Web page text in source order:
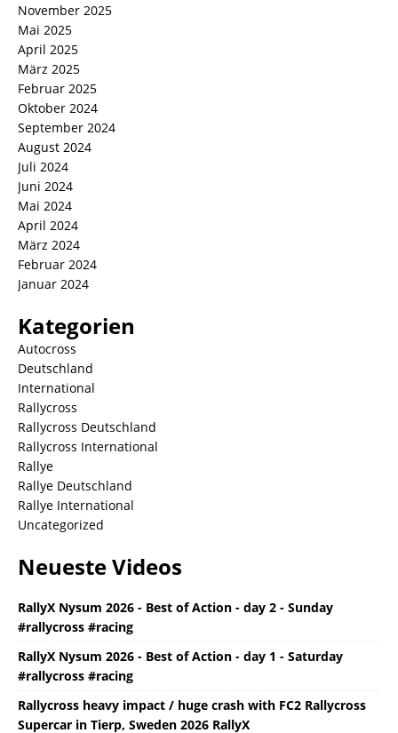
November 2025
Mai 2025
April 2025
März 2025
Februar 2025
Oktober 2024
September 2024
August 2024
Juli 2024
Juni 2024
Mai 2024
April 2024
März 2024
Februar 2024
Januar 2024
Kategorien
Autocross
Deutschland
International
Rallycross
Rallycross Deutschland
Rallycross International
Rallye
Rallye Deutschland
Rallye International
Uncategorized
Neueste Videos
RallyX Nysum 2026 - Best of Action - day 2 - Sunday
#rallycross #racing
RallyX Nysum 2026 - Best of Action - day 1 - Saturday
#rallycross #racing
Rallycross heavy impact / huge crash with FC2 Rallycross
Supercar in Tierp, Sweden 2026 RallyX